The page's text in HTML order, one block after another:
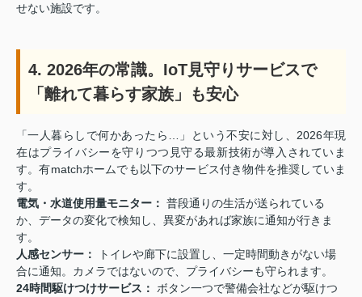
せない施設です。
4. 2026年の常識。IoT見守りサービスで
「離れて暮らす家族」も安心
「一人暮らしで何かあったら…」という不安に対し、2026年現
在はプライバシーを守りつつ見守る最新技術が導入されていま
す。有matchホームでも以下のサービス付き物件を推奨していま
す。
電気・水道使用量モニター： 普段通りの生活が送られている
か、データの変化で検知し、異変があれば家族に通知が行きま
す。
人感センサー：
トイレや廊下に設置し、一定時間動きがない場
合に通知。カメラではないので、プライバシーも守られます。
24時間駆けつけサービス：
ボタン一つで警備会社などが駆けつ